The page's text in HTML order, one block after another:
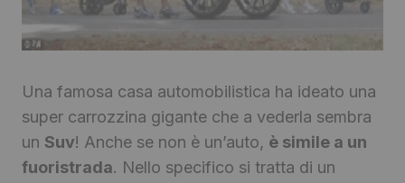
Una famosa casa automobilistica ha ideato una
super carrozzina gigante che a vederla sembra
un Suv! Anche se non è un’auto, è simile a un
fuoristrada. Nello specifico si tratta di un